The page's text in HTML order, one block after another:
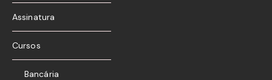
Assinatura
Cursos
Bancária